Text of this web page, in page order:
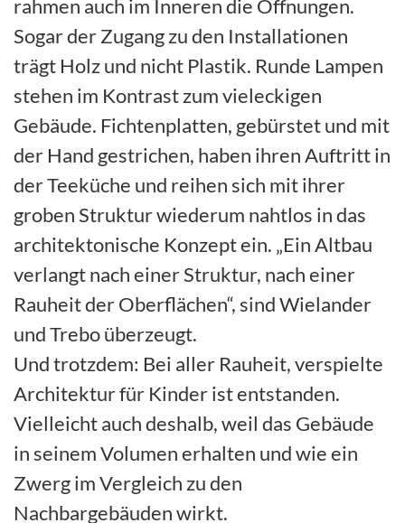
rahmen auch im Inneren die Öffnungen.
Sogar der Zugang zu den Installationen
trägt Holz und nicht Plastik. Runde Lampen
stehen im Kontrast zum vieleckigen
Gebäude. Fichtenplatten, gebürstet und mit
der Hand gestrichen, haben ihren Auftritt in
der Teeküche und reihen sich mit ihrer
groben Struktur wiederum nahtlos in das
architektonische Konzept ein. „Ein Altbau
verlangt nach einer Struktur, nach einer
Rauheit der Oberflächen“, sind Wielander
und Trebo überzeugt.
Und trotzdem: Bei aller Rauheit, verspielte
Architektur für Kinder ist entstanden.
Vielleicht auch deshalb, weil das Gebäude
in seinem Volumen erhalten und wie ein
Zwerg im Vergleich zu den
Nachbargebäuden wirkt.